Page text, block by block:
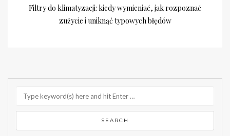
Filtry do klimatyzacji: kiedy wymieniać, jak rozpoznać
zużycie i uniknąć typowych błędów